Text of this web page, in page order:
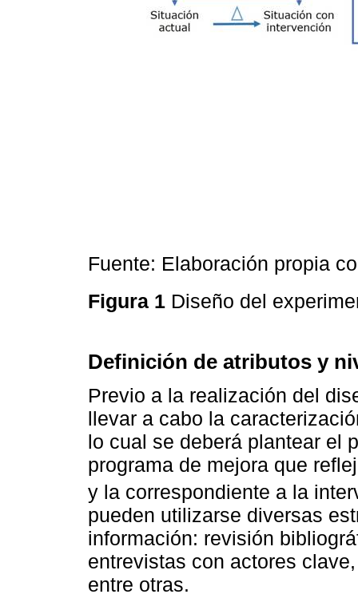
Fuente: Elaboración propia
Figura 1 Diseño del
Definición de atributos y
Previo a la realización del
llevar a cabo la
lo cual se deberá plantear el
programa de mejora que
y la correspondiente a la
pueden utilizarse diversas
información: revisión
entrevistas con actores
entre otras.